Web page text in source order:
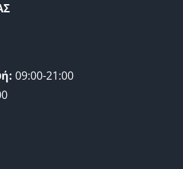
09:00-21:00